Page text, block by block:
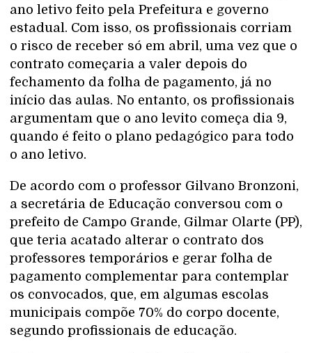
ano letivo feito pela Prefeitura e governo
estadual. Com isso, os profissionais corriam
o risco de receber só em abril, uma vez que o
contrato começaria a valer depois do
fechamento da folha de pagamento, já no
início das aulas. No entanto, os profissionais
argumentam que o ano levito começa dia 9,
quando é feito o plano pedagógico para todo
o ano letivo.
De acordo com o professor Gilvano Bronzoni,
a secretária de Educação conversou com o
prefeito de Campo Grande, Gilmar Olarte (PP),
que teria acatado alterar o contrato dos
professores temporários e gerar folha de
pagamento complementar para contemplar
os convocados, que, em algumas escolas
municipais compõe 70% do corpo docente,
segundo profissionais de educação.